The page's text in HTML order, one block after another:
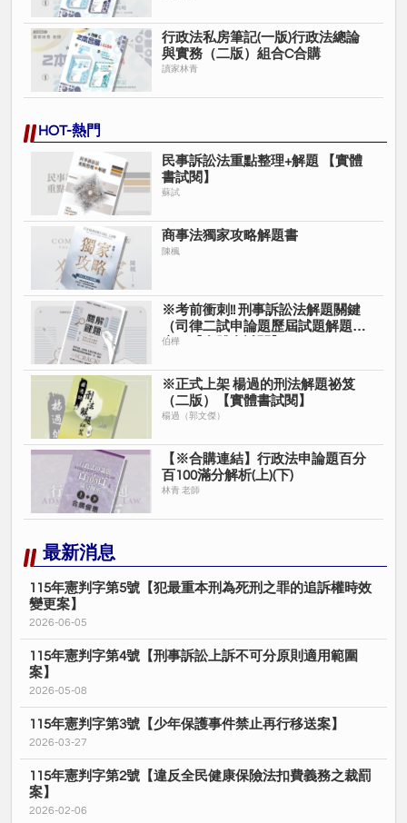
五、全國律師聯合會第1、3屆刑事程序法委員會委員
六、全國律師聯合會第2、3屆刑事法委員會委員
七、全國律師聯合會第3屆刑事法委員會副主任委員
八、全國律師聯合會第3屆會員代表
九、全國律師聯合會憲法訴訟專家諮詢指派代表人（111年憲判字第
十、國立大學法政學院法律學系兼任講師
十一、德鑫聯合法律事務所合署律師
行政法私房筆記(一版)行政法總論
與實務（二版）組合C合購
讀家林青
HOT-熱門
民事訴訟法重點整理+解題 【實體
書試閱】
蘇試
商事法獨家攻略解題書
陳楓
※考前衝刺!! 刑事訴訟法解題關鍵
（司律二試申論題歷屆試題解題
書）【實體書試閱】
伯樺
※正式上架 楊過的刑法解題祕笈
（二版）【實體書試閱】
楊過（郭文傑）
【※合購連結】行政法申論題百分
百100滿分解析(上)(下)
林青 老師
最新消息
115年憲判字第5號【犯最重本刑為死刑之罪的追訴權時效
變更案】
2026-06-05
115年憲判字第4號【刑事訴訟上訴不可分原則適用範圍
案】
2026-05-08
115年憲判字第3號【少年保護事件禁止再行移送案】
2026-03-27
115年憲判字第2號【違反全民健康保險法扣費義務之裁罰
案】
2026-02-06